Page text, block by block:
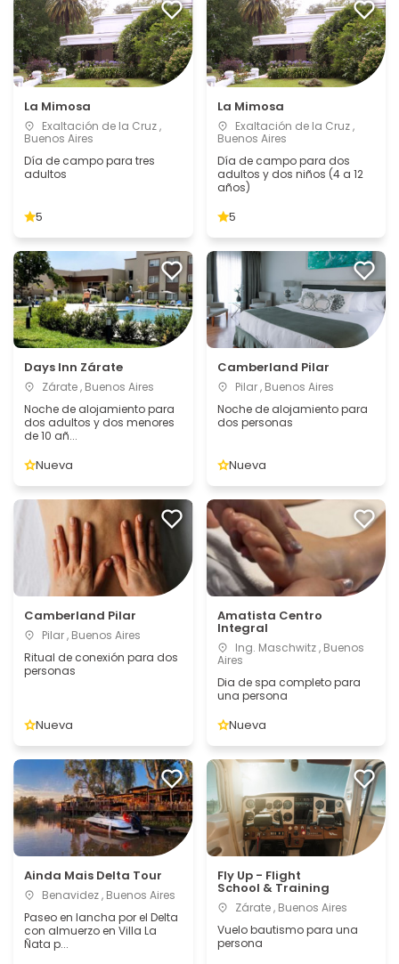
La Mimosa
Exaltación de la Cruz ,
Buenos Aires
Día de campo para tres
adultos
5
La Mimosa
Exaltación de la Cruz ,
Buenos Aires
Día de campo para dos
adultos y dos niños (4 a 12
años)
5
Days Inn Zárate
Zárate , Buenos Aires
Noche de alojamiento para
dos adultos y dos menores
de 10 añ...
Nueva
Camberland Pilar
Pilar , Buenos Aires
Noche de alojamiento para
dos personas
Nueva
Camberland Pilar
Pilar , Buenos Aires
Ritual de conexión para dos
personas
Nueva
Amatista Centro
Integral
Ing. Maschwitz , Buenos
Aires
Dia de spa completo para
una persona
Nueva
Ainda Mais Delta Tour
Benavidez , Buenos Aires
Paseo en lancha por el Delta
con almuerzo en Villa La
Ñata p...
Fly Up - Flight
School & Training
Zárate , Buenos Aires
Vuelo bautismo para una
persona